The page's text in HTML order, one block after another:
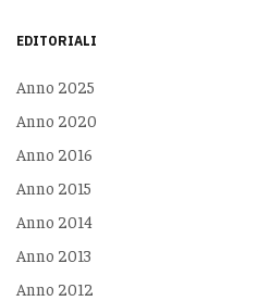
EDITORIALI
Anno 2025
Anno 2020
Anno 2016
Anno 2015
Anno 2014
Anno 2013
Anno 2012